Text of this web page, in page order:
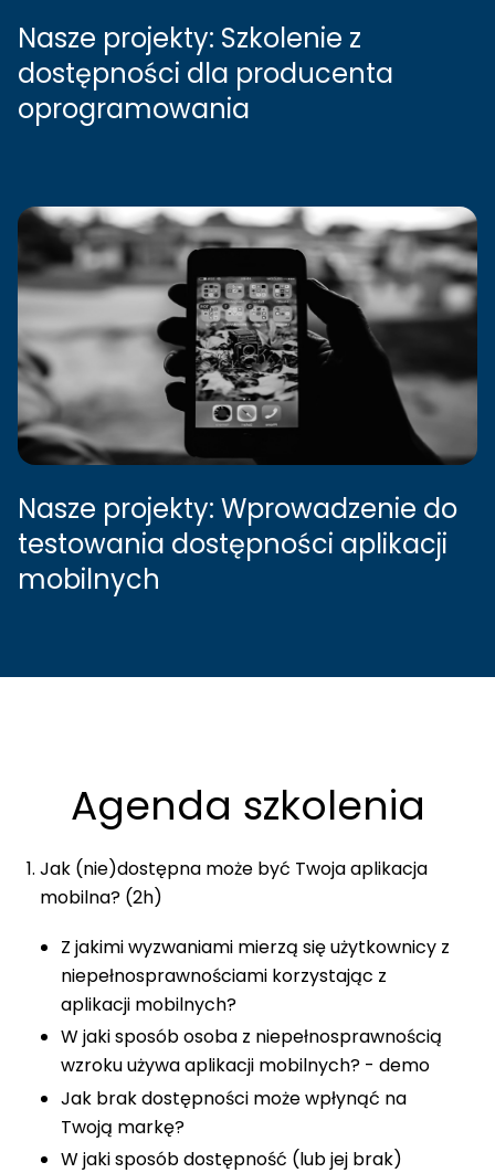
Nasze projekty: Szkolenie z
dostępności dla producenta
oprogramowania
Nasze projekty: Wprowadzenie do
testowania dostępności aplikacji
mobilnych
Agenda szkolenia
Jak (nie)dostępna może być Twoja aplikacja
mobilna? (2h)
Z jakimi wyzwaniami mierzą się użytkownicy z
niepełnosprawnościami korzystając z
aplikacji mobilnych?
W jaki sposób osoba z niepełnosprawnością
wzroku używa aplikacji mobilnych? - demo
Jak brak dostępności może wpłynąć na
Twoją markę?
W jaki sposób dostępność (lub jej brak)